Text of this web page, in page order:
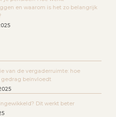
en waarom is het zo belangrijk
van de vergaderruimte: hoe
gedrag beïnvloedt
Dit werkt beter